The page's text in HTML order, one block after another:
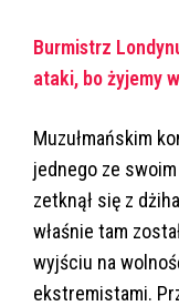
Burmistrz
ataki, bo żyjemy
Muzułmańskim
jednego ze
zetknął się z
właśnie tam
wyjściu na
ekstremistami.